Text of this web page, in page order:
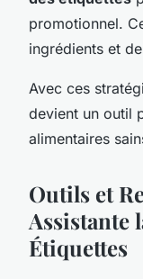
promotionnel.
ingrédients et
Avec ces
devient un outil
alimentaires
Outils et
Assistante
Étiquettes